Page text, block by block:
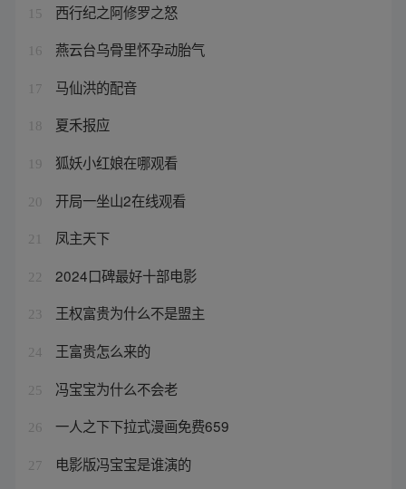
15 西行纪之阿修罗之怒
16 燕云台乌骨里怀孕动胎气
17 马仙洪的配音
18 夏禾报应
19 狐妖小红娘在哪观看
20 开局一坐山2在线观看
21 凤主天下
22 2024口碑最好十部电影
23 王权富贵为什么不是盟主
24 王富贵怎么来的
25 冯宝宝为什么不会老
26 一人之下下拉式漫画免费659
27 电影版冯宝宝是谁演的